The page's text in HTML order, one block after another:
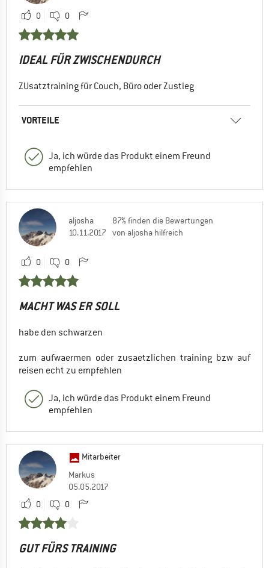
0 0
IDEAL FÜR ZWISCHENDURCH
ZUsatztraining für Couch, Büro oder Zustieg
VORTEILE
Ja, ich würde das Produkt einem Freund
empfehlen
aljosha
10.11.2017
87% finden die Bewertungen
von aljosha hilfreich
0 0
MACHT WAS ER SOLL
habe den schwarzen
zum aufwaermen oder zusaetzlichen training bzw auf
reisen echt zu empfehlen
Ja, ich würde das Produkt einem Freund
empfehlen
Mitarbeiter
Markus
05.05.2017
0
0
GUT FÜRS TRAINING